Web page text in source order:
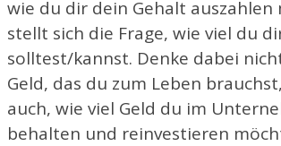
wie du dir dein Gehalt auszahlen
stellt sich die Frage, wie viel du
solltest/kannst. Denke dabei
Geld, das du zum Leben
auch, wie viel Geld du im
behalten und reinvestieren